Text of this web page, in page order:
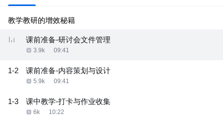
教学教研的增效秘籍
课前准备-研讨会文件管理
3.9k 09:41
1-2 课前准备-内容策划与设计
5.9k 09:41
1-3 课中教学-打卡与作业收集
6k 10:22